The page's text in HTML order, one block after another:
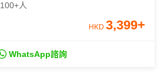
100+人
HKD 3,399+
WhatsApp諮詢